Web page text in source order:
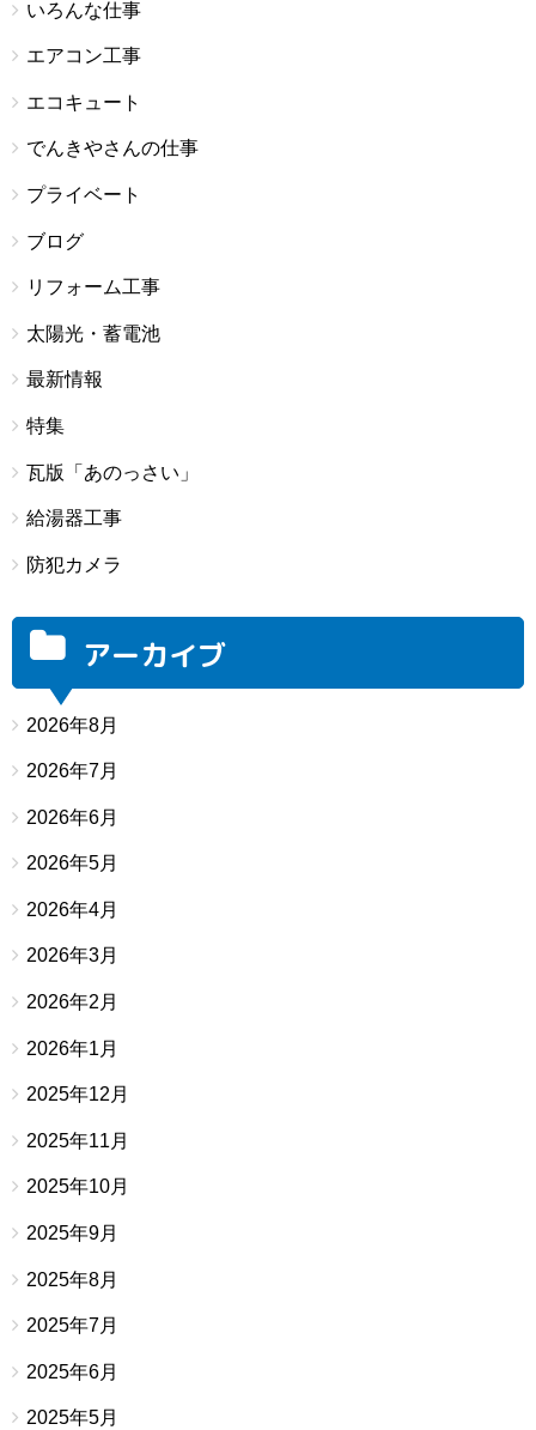
いろんな仕事
エアコン工事
エコキュート
でんきやさんの仕事
プライベート
ブログ
リフォーム工事
太陽光・蓄電池
最新情報
特集
瓦版「あのっさい」
給湯器工事
防犯カメラ
アーカイブ
2026年8月
2026年7月
2026年6月
2026年5月
2026年4月
2026年3月
2026年2月
2026年1月
2025年12月
2025年11月
2025年10月
2025年9月
2025年8月
2025年7月
2025年6月
2025年5月